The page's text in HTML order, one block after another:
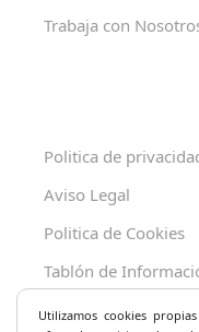
Trabaja con
Politica de
Aviso Legal
Politica de Cookies
Tablón de
Decreto 625/2019
Utilizamos cookies